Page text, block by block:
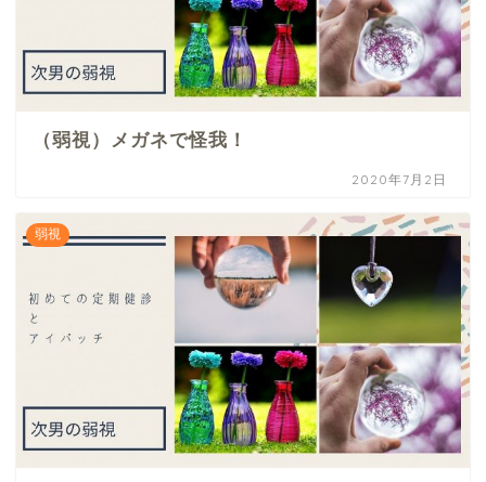
（弱視）メガネで怪我！
2020年7月2日
弱視